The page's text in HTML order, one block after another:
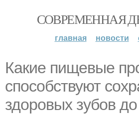
СОВРЕМЕННАЯ
главная новости
Какие пищевые
способствуют
здоровых зубов